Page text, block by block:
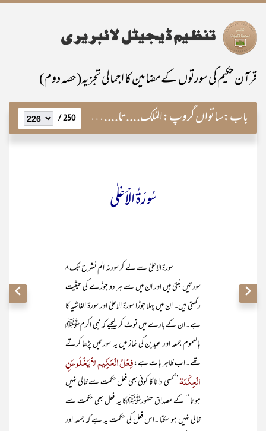
قرآن حکیم کی سورتوں کے مضامین کا اجمالی تجزیہ(حصہ دوم)
باب:ساتواں گروپ:المُلک....تا....النّاس 250 /
سُورَۃُ الْاَعْلٰی
سورۃ الاعلیٰ سے لے کر سورئہ الم نشرح تک ۸
سورتیں بنتی ہیں اور ان میں سے ہر دو جوڑے کی حیثیت
رکھتی ہیں۔ ان میں پہلا جوڑا سورۃ الاعلیٰ اور سورۃ الغاشیہ کا
ہے۔ ان کے بارے میں نوٹ کر لیجیے کہ نبی اکرمﷺ
بالعموم جمعہ اور عیدین کی نماز میں یہ سورتیں پڑھا کرتے
تھے۔ اب ظاہر بات ہے:فِعْلُ الْحَکِیم لاَ یَخْلُو عَنِ
الْحِکْمَۃ ’’کسی دانا کا کوئی بھی فعل حکمت سے خالی نہیں
ہوتا‘‘ کے مصداق حضورﷺکا یہ فعل بھی حکمت سے
خالی نہیں ہو سکتا ۔اس فعل کی حکمت یہ ہے کہ جمعہ اور